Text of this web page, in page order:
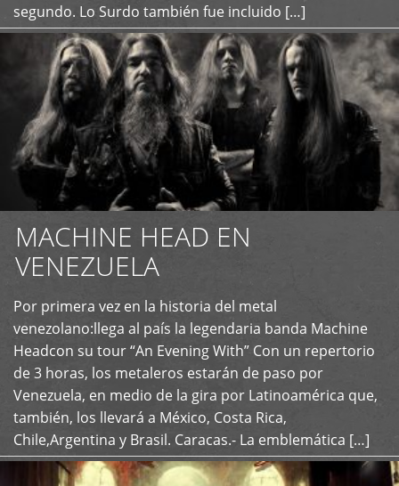
segundo. Lo Surdo también fue incluido […]
MACHINE HEAD EN
VENEZUELA
Por primera vez en la historia del metal
venezolano:llega al país la legendaria banda Machine
Headcon su tour “An Evening With” Con un repertorio
de 3 horas, los metaleros estarán de paso por
Venezuela, en medio de la gira por Latinoamérica que,
también, los llevará a México, Costa Rica,
Chile,Argentina y Brasil. Caracas.- La emblemática […]
+